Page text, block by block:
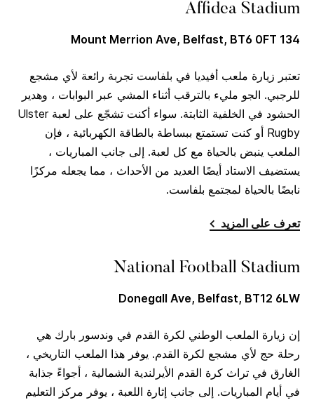
Affidea Stadium
134 Mount Merrion Ave, Belfast, BT6 0FT
تعتبر زيارة ملعب أفيديا في بلفاست تجربة رائعة لأي مشجع
للرجبي. الجو مليء بالترقب أثناء المشي عبر البوابات ، وهدير
الحشود في الخلفية الثابتة. سواء أكنت تشجّع على لعبة Ulster
Rugby أو كنت تستمتع ببساطة بالطاقة الكهربائية ، فإن
الملعب ينبض بالحياة مع كل لعبة. إلى جانب المباريات ،
يستضيف الاستاد أيضًا العديد من الأحداث ، مما يجعله مركزًا
نابضًا بالحياة لمجتمع بلفاست.
تعرف على المزيد
National Football Stadium
Donegall Ave, Belfast, BT12 6LW
إن زيارة الملعب الوطني لكرة القدم في وندسور بارك هي
رحلة حج لأي مشجع لكرة القدم. يوفر هذا الملعب التاريخي ،
الغارق في تراث كرة القدم الأيرلندية الشمالية ، أجواءً جذابة
في أيام المباريات. إلى جانب إثارة اللعبة ، يوفر مركز التعليم